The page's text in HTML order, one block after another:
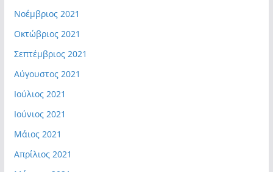
Νοέμβριος 2021
Οκτώβριος 2021
Σεπτέμβριος 2021
Αύγουστος 2021
Ιούλιος 2021
Ιούνιος 2021
Μάιος 2021
Απρίλιος 2021